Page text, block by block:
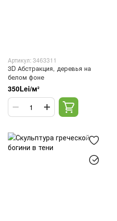
Артикул: 3463311
3D Абстракция, деревья на
белом фоне
350Lei/м²